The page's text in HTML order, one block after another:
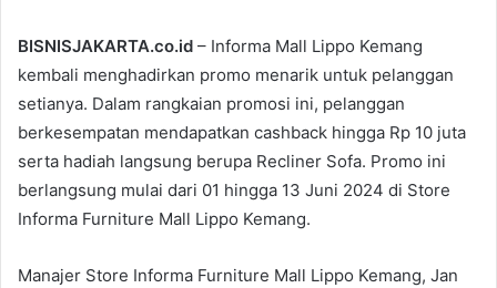
BISNISJAKARTA.co.id – Informa Mall Lippo Kemang
kembali menghadirkan promo menarik untuk pelanggan
setianya. Dalam rangkaian promosi ini, pelanggan
berkesempatan mendapatkan cashback hingga Rp 10 juta
serta hadiah langsung berupa Recliner Sofa. Promo ini
berlangsung mulai dari 01 hingga 13 Juni 2024 di Store
Informa Furniture Mall Lippo Kemang.
Manajer Store Informa Furniture Mall Lippo Kemang, Jan